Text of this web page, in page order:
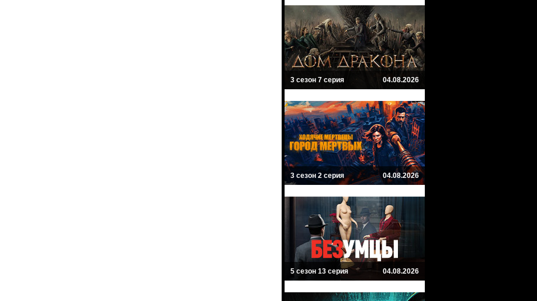
3 сезон 7 серия 04.08.2026
3 сезон 2 серия 04.08.2026
5 сезон 13 серия 04.08.2026